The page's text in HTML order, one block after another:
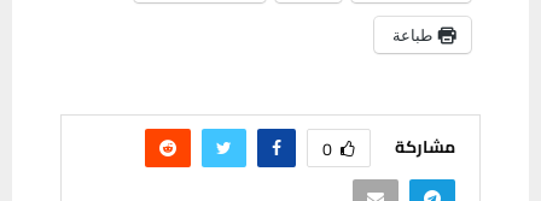
طباعة
مشاركة 0